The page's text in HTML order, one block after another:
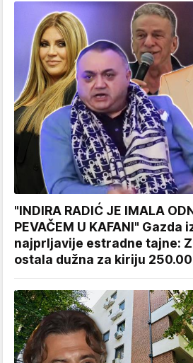
"INDIRA RADIĆ JE IMALA
PEVAČEM U KAFANI" Gazda
najprljavije estradne tajne:
ostala dužna za kiriju